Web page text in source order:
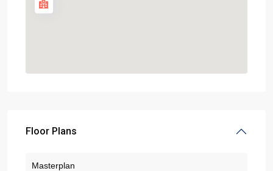
Floor Plans
Masterplan